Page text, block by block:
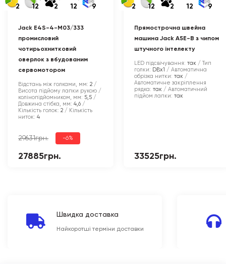
2 12 2 12 9
Jack E4S-4-M03/333
промисловий
чотирьохнитковий
оверлок з вбудованим
сервомотором
Відстань між голками, мм: 2
Висота підйому лапки рукою /
колінопідйомником, мм: 5,5
Довжина стібка, мм: 4,6
Кількість голок: 2
Кількість
ниток: 4
29631грн. -6%
27885грн.
2 12 2 12 9
Прямострочна швейна
машина Jack A5E-B з чипом
штучного інтелекту
LED підсвічування: так
Тип
голки: DBx1
Автоматична
обрізка нитки: так
Автоматичне закріплення
рядка: так
Автоматичний
підйом лапки: так
33525грн.
Швидка доставка
Найкоротші терміни доставки